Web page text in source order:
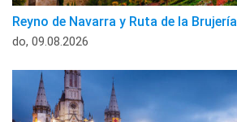
Reyno de Navarra y Ruta de la Brujería
do, 09.08.2026